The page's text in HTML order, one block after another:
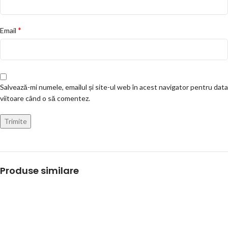
Email *
Salvează-mi numele, emailul și site-ul web în acest navigator pentru data
viitoare când o să comentez.
Produse similare